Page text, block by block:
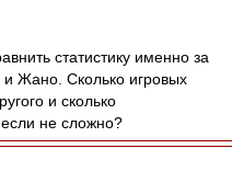
статистику именно за
Жано. Сколько игровых
и сколько
не сложно?